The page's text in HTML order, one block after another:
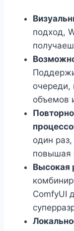
подход,
очереди,
объемов
один раз,
повышая
Высокая
ComfyUI